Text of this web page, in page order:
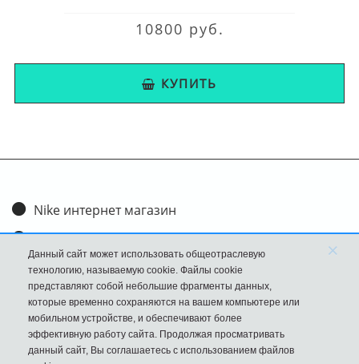
10800 руб.
КУПИТЬ
Nike интернет магазин
Доставка и оплата
Обмен и возврат
Размеры
FAQ
Новости
Данный сайт может использовать общеотраслевую
технологию, называемую cookie. Файлы cookie
представляют собой небольшие фрагменты данных,
которые временно сохраняются на вашем компьютере или
мобильном устройстве, и обеспечивают более
эффективную работу сайта. Продолжая просматривать
данный сайт, Вы соглашаетесь с использованием файлов
×